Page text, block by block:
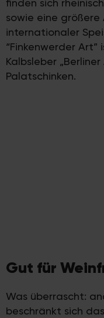
finden sich
sowie eine größere
internationaler
“Finkenwerder
Kalbsleber
Palatschinken.
Gut für
Was überrascht:
beschränkt sich